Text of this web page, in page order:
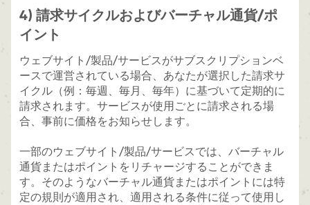
4) 請求サイクルおよびバーチャル通貨/ポ
イント
ウェブサイト/製品/サービスがサブスクリプションベ
ースで運営されている場合、あなたが選択した請求サ
イクル（例：毎週、毎月、毎年）に基づいて定期的に
請求されます。サービスが使用ごとに請求される場
合、事前に価格をお知らせします。
一部のウェブサイト/製品/サービスでは、バーチャル
通貨またはポイントをリチャージすることができま
す。そのようなバーチャル通貨またはポイントには特
定の規則が適用され、適用される条件に従って使用し